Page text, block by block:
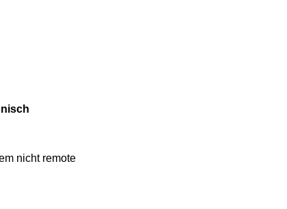
nicht remote